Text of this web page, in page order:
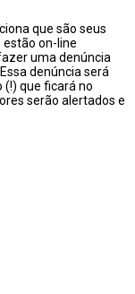
que são seus
estão on-line
uma denúncia
denúncia será
que ficará no
serão alertados e